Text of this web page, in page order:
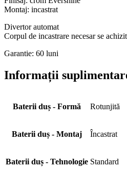
Montaj: incastrat
Divertor automat
Corpul de incastrare necesar se
Garantie: 60 luni
Informații
Baterii duș - Formă Rotunjită
Baterii duș - Montaj Încastrat
Baterii duș - Tehnologie Standard